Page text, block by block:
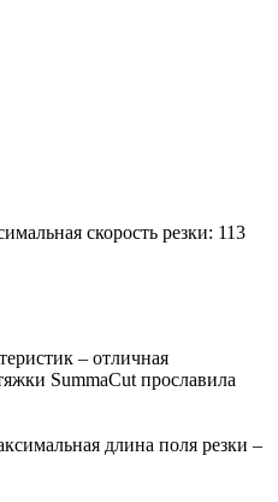
скорость резки: 113
– отличная
SummaCut прославила
длина поля резки –